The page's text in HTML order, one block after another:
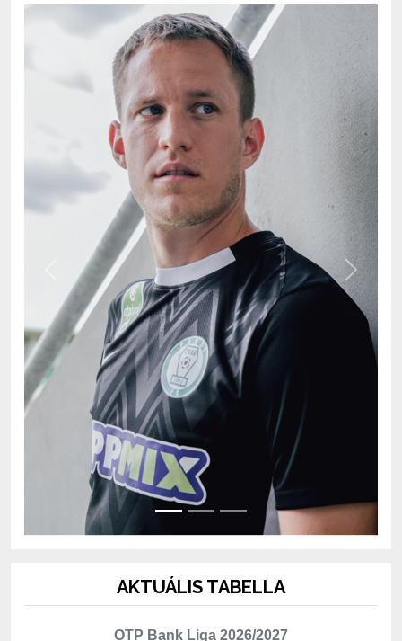
Next
OTP Bank Liga 2026/2027
Csapat